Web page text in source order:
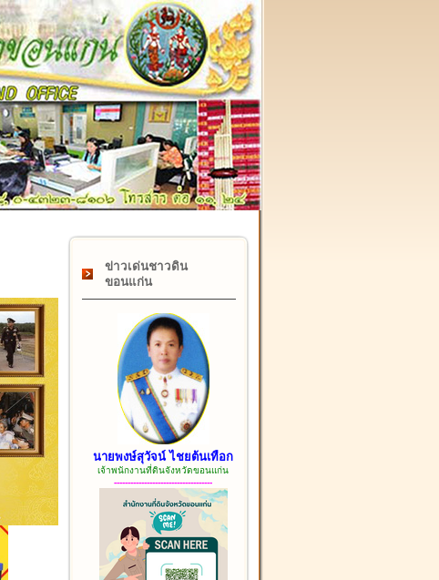
๑๗ กุมภาพันธ์ "วันคล้ายวันสถาปนากรมที่ดิน" ครบรอบ ๑๒๒
ข่าวเด่นชาวดิน
ขอนแก่น
นายพงษ์สุวัจน์ ไชยต้นเทือก
เจ้าพนักงานที่ดินจังหวัดขอนแก่น
------------------------------------